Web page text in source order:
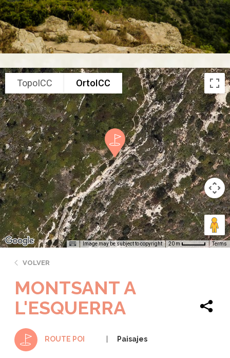
TopoICC OrtoICC
Image may be subject to copyright 20 m Terms
VOLVER
MONTSANT A
L'ESQUERRA
ROUTE POI Paisajes